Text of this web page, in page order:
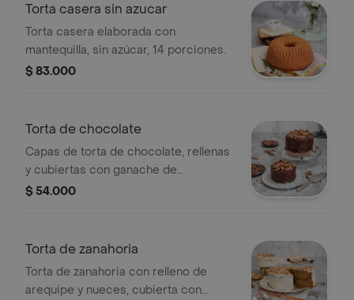
Torta casera sin azucar
Torta casera elaborada con
mantequilla, sin azúcar, 14 porciones.
$ 83.000
Torta de chocolate
Capas de torta de chocolate, rellenas
y cubiertas con ganache de
chocolate, tamaño a elegir.
$ 54.000
Torta de zanahoria
Torta de zanahoria con relleno de
arequipe y nueces, cubierta con